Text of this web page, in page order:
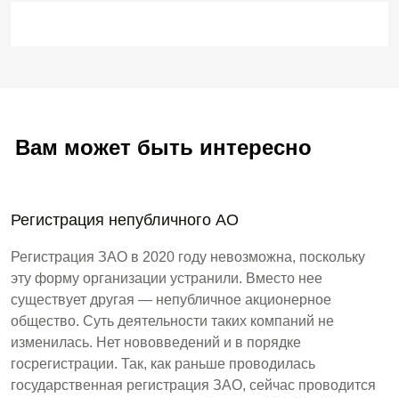
Вам может быть интересно
Регистрация непубличного АО
Регистрация ЗАО в 2020 году невозможна, поскольку
эту форму организации устранили. Вместо нее
существует другая — непубличное акционерное
общество. Суть деятельности таких компаний не
изменилась. Нет нововведений и в порядке
госрегистрации. Так, как раньше проводилась
государственная регистрация ЗАО, сейчас проводится